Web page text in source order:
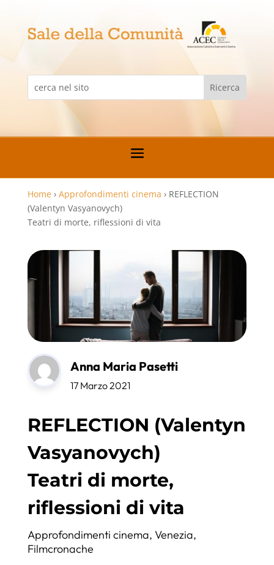
Home › Approfondimenti cinema › REFLECTION
(Valentyn Vasyanovych)
Teatri di morte, riflessioni di vita
Anna Maria Pasetti
17 Marzo 2021
REFLECTION (Valentyn
Vasyanovych)
Teatri di morte,
riflessioni di vita
Approfondimenti cinema, Venezia,
Filmcronache